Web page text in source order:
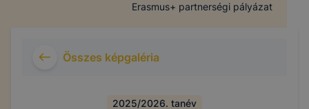
Erasmus+ partnerségi pályázat
Összes képgaléria
2025/2026. tanév